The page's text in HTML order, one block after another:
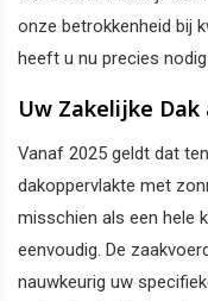
onze betrokkenheid bij
heeft u nu precies
Uw Zakelijke Dak
Vanaf 2025 geldt dat
dakoppervlakte met
misschien als een hele
eenvoudig. De
nauwkeurig uw